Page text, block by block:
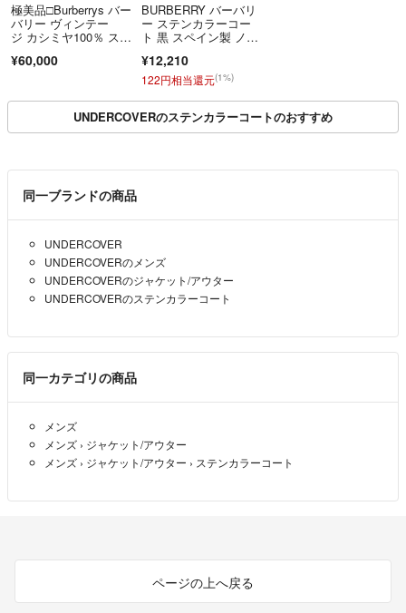
極美品□Burberrys バー
バリー ヴィンテー
ジ カシミヤ100％ ステ
ク 94-175-6 日本製 正
¥60,000
BURBERRY バーバリ
ー ステンカラーコー
ト 黒 スペイン製 ノバ
¥12,210
122円相当還元(1%)
UNDERCOVERのステンカラーコートのおすすめ
同一ブランドの商品
UNDERCOVER
UNDERCOVERのメンズ
UNDERCOVERのジャケット/アウター
UNDERCOVERのステンカラーコート
同一カテゴリの商品
メンズ
メンズ › ジャケット/アウター
メンズ › ジャケット/アウター › ステンカラーコート
ページの上へ戻る